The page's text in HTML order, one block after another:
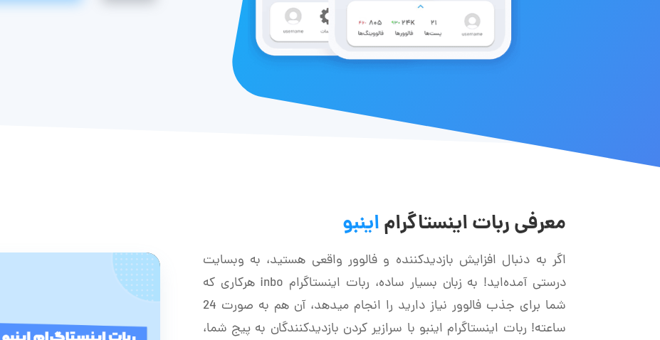
معرفی ربات اینستاگراماینبو
اگر به دنبال افزایش بازدیدکننده و فالوور واقعی هستید، به وبسایت
درستی آمده‌اید! به زبان بسیار ساده، ربات اینستاگرام inbo هرکاری که
شما برای جذب فالوور نیاز دارید را انجام میدهد، آن هم به صورت 24
ساعته! ربات اینستاگرام اینبو با سرازیر کردن بازدیدکنندگان به پیج شما،